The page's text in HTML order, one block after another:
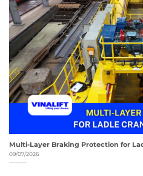
Multi-Layer Braking Protection for
09/07/2026